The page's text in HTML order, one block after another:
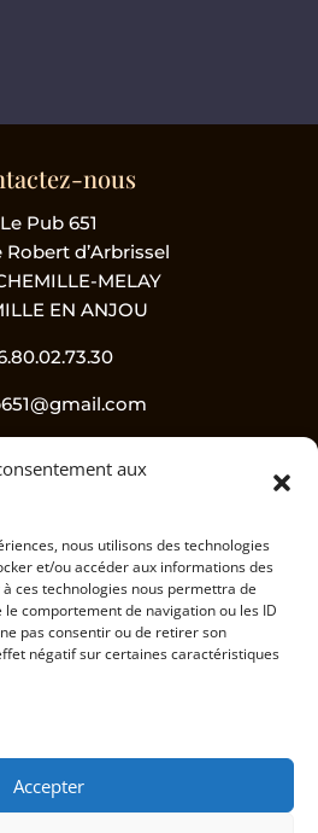
aux
nous utilisons des technologies
et/ou accéder aux informations des
ces technologies nous permettra de
comportement de navigation ou les ID
pas consentir ou de retirer son
négatif sur certaines caractéristiques
Accepter
nous
Le Pub 651
Robert d’Arbrissel
MELAY
EN ANJOU
nous !
dangereux pour la santé, à